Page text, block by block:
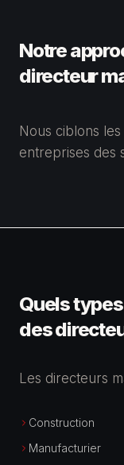
Notre
directeur
Nous ciblons
entreprises des
Quels
des
Les directeurs
Construction
Manufacturier